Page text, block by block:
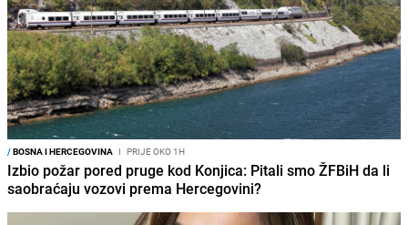
/BOSNA I HERCEGOVINA I PRIJE OKO 1H
Izbio požar pored pruge kod Konjica: Pitali smo ŽFBiH da li
saobraćaju vozovi prema Hercegovini?